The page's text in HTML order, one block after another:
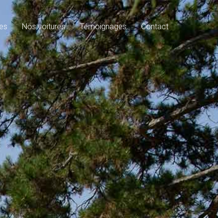
Nos voitures Témoignages Contact